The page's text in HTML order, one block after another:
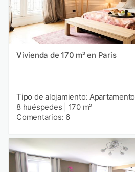
Vivienda de 170 m² en Paris
Tipo de alojamiento: Apartamento
8 huéspedes
170 m²
Comentarios: 6